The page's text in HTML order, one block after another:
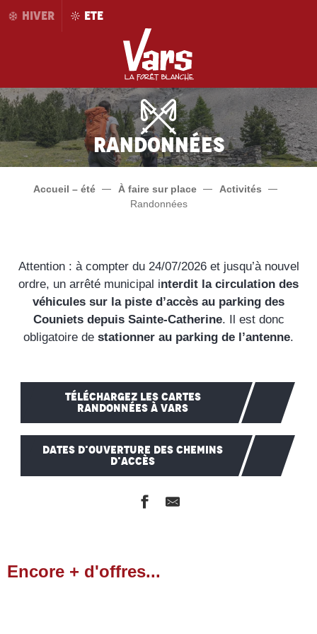
AllerHIVER ETE
Randonnées
Accueil – été À faire sur place
Activités
Randonnées
Attention : à compter du 24/07/2026 et jusqu’à nouvel
ordre, un arrêté municipal interdit la circulation des
véhicules sur la piste d’accès au parking des
Couniets depuis Sainte-Catherine. Il est donc
obligatoire de stationner au parking de l’antenne.
TÉLÉCHARGEZ LES CARTES
RANDONNÉES À VARS
DATES D'OUVERTURE DES CHEMINS
D'ACCÈS
Sentier des arbres remarquables
Encore + d'offres...